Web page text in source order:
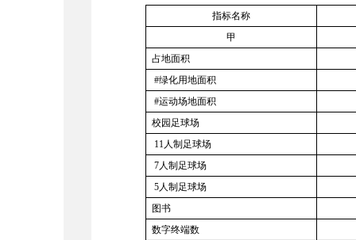
指标名称
甲
占地面积
#绿化用地面积
#运动场地面积
校园足球场
11人制足球场
7人制足球场
5人制足球场
图书
数字终端数